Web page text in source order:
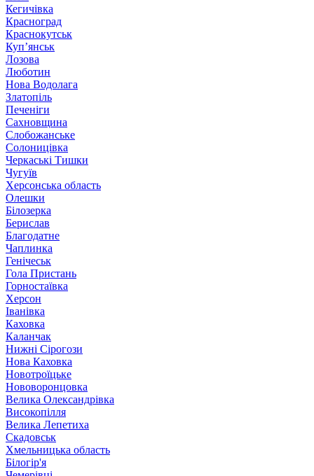
Кегичівка
Красноград
Краснокутськ
Куп’янськ
Лозова
Люботин
Нова Водолага
Златопіль
Печеніги
Сахновщина
Слобожанське
Солоницівка
Черкаські Тишки
Чугуїв
Херсонська область
Олешки
Білозерка
Берислав
Благодатне
Чаплинка
Генічеськ
Гола Пристань
Горностаївка
Херсон
Іванівка
Каховка
Каланчак
Нижні Сірогози
Нова Каховка
Новотроїцьке
Нововоронцовка
Велика Олександрівка
Високопілля
Велика Лепетиха
Скадовськ
Хмельницька область
Білогір'я